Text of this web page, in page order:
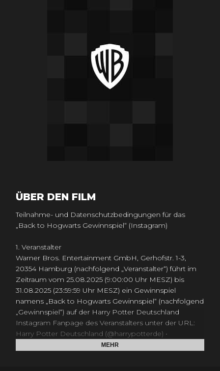
ÜBER DEN FILM
Teilnahme- und Datenschutzbedingungen für das
„Back to Hogwarts Gewinnspiel“ (Instagram)
1. Veranstalter
Warner Bros. Entertainment GmbH, Gerhofstr. 1-3,
20354 Hamburg (nachfolgend „Veranstalter“) führt im
Zeitraum vom 25.08.2025 (9:00:00 Uhr MESZ) bis
31.08.2025 (23:59:59 Uhr MESZ) ein Gewinnspiel
namens „Back to Hogwarts Gewinnspiel“ (nachfolgend
„Gewinnspiel“) auf der Harry Potter Deutschland
Instagram Fanpage des Veranstalters unter der URL:
Harry Potter Deutschland (@harrypotterde) •
Instagram-Fotos und -Videos (nachfolgend „Fanpage“)
MEHR